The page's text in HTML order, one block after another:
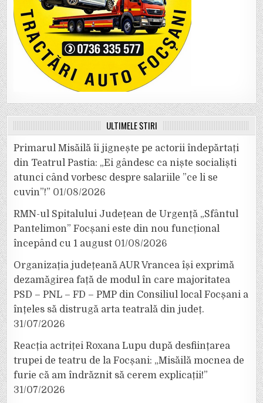
ULTIMELE ȘTIRI
Primarul Misăilă îi jignește pe actorii îndepărtați
din Teatrul Pastia: „Ei gândesc ca niște socialiști
atunci când vorbesc despre salariile ”ce li se
cuvin”!” 01/08/2026
RMN-ul Spitalului Județean de Urgență „Sfântul
Pantelimon” Focșani este din nou funcțional
începând cu 1 august 01/08/2026
Organizația județeană AUR Vrancea își exprimă
dezamăgirea față de modul în care majoritatea
PSD – PNL – FD – PMP din Consiliul local Focșani a
înțeles să distrugă arta teatrală din județ.
31/07/2026
Reacția actriței Roxana Lupu după desființarea
trupei de teatru de la Focșani: „Misăilă mocnea de
furie că am îndrăznit să cerem explicații!”
31/07/2026